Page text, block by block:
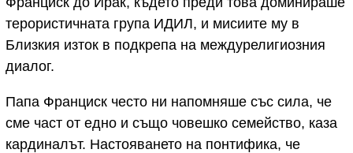
терористичната група ИДИЛ, и мисиите му в
Близкия изток в подкрепа на междурелигиозния
диалог.
Папа Франциск често ни напомняше със сила, че
сме част от едно и също човешко семейство, каза
кардиналът. Настояването на понтифика, че